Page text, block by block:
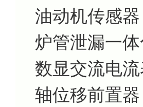
油动机传感
炉管泄漏一
数显交流电流
轴位移前置器